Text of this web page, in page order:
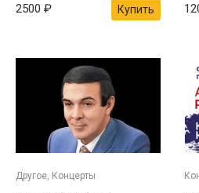
2500 ₽ Купить
Другое, Концерты